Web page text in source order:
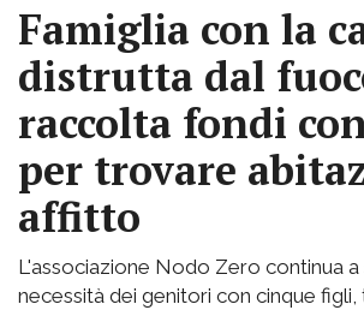
Famiglia con la
distrutta dal
raccolta fondi
per trovare
affitto
L'associazione Nodo Zero continua
necessità dei genitori con cinque